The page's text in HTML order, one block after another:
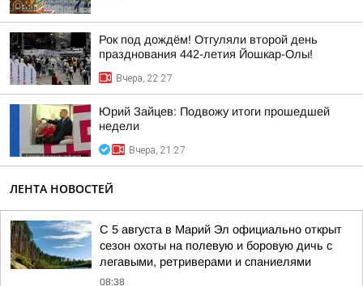
Рок под дождём! Отгуляли второй день
празднования 442-летия Йошкар-Олы!
Вчера, 22:27
Юрий Зайцев: Подвожу итоги прошедшей
недели
Вчера, 21:27
ЛЕНТА НОВОСТЕЙ
С 5 августа в Марий Эл официально открыт
сезон охоты на полевую и боровую дичь с
легавыми, ретриверами и спаниелями
08:38